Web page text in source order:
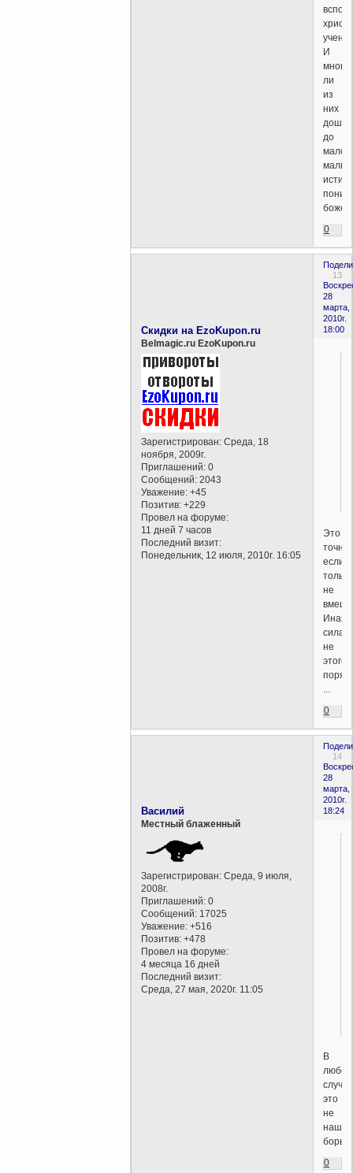
И
ли
из
них
дошли
до
мало-
0
13
28
марта,
2010г.
18:00
Скидки на EzoKupon.ru
Belmagic.ru EzoKupon.ru
Зарегистрирован: Среда, 18
ноября, 2009г.
Приглашений: 0
Сообщений: 2043
Уважение: +45
Позитив: +229
Провел на форуме:
11 дней 7 часов
Последний визит:
Понедельник, 12 июля, 2010г. 16:05
Это
точно,
если
только
не
Иная
сила,
не
этого
0
14
28
марта,
2010г.
18:24
Василий
Местный блаженный
Зарегистрирован: Среда, 9 июля,
2008г.
Приглашений: 0
Сообщений: 17025
Уважение: +516
Позитив: +478
Провел на форуме:
4 месяца 16 дней
Последний визит:
Среда, 27 мая, 2020г. 11:05
В
любом
случае
это
не
наша
0